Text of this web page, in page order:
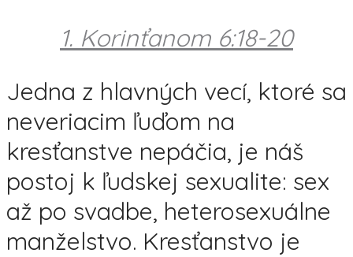
1. Korinťanom 6:18-20
Jedna z hlavných vecí, ktoré sa
neveriacim ľuďom na
kresťanstve nepáčia, je náš
postoj k ľudskej sexualite: sex
až po svadbe, heterosexuálne
manželstvo. Kresťanstvo je